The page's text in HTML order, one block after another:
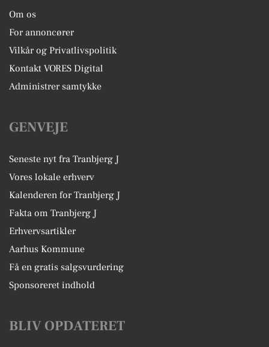
Om os
For annoncører
Vilkår og Privatlivspolitik
Kontakt VORES Digital
Administrer samtykke
GENVEJE
Seneste nyt fra Tranbjerg J
Vores lokale erhverv
Kalenderen for Tranbjerg J
Fakta om Tranbjerg J
Erhvervsartikler
Aarhus Kommune
Få en gratis salgsvurdering
Sponsoreret indhold
BLIV OPDATERET